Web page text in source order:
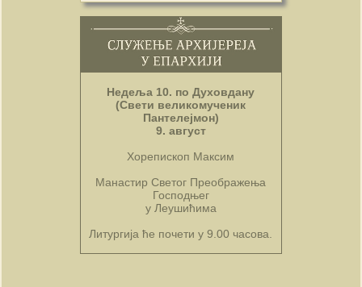
Недеља 10. по Духовдану
(Свети великомученик
Пантелејмон)
9. август
Хорепископ Максим
Манастир Светог Преображења
Господњег
у Леушићима
Литургија ће почети у 9.00 часова.